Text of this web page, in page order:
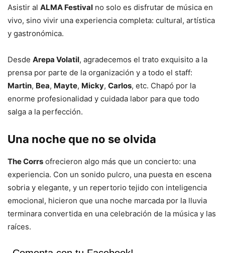
Asistir al ALMA Festival no solo es disfrutar de música en
vivo, sino vivir una experiencia completa: cultural, artística
y gastronómica.
Desde Arepa Volatil, agradecemos el trato exquisito a la
prensa por parte de la organización y a todo el staff:
Martin, Bea, Mayte, Micky, Carlos, etc. Chapó por la
enorme profesionalidad y cuidada labor para que todo
salga a la perfección.
Una noche que no se olvida
The Corrs ofrecieron algo más que un concierto: una
experiencia. Con un sonido pulcro, una puesta en escena
sobria y elegante, y un repertorio tejido con inteligencia
emocional, hicieron que una noche marcada por la lluvia
terminara convertida en una celebración de la música y las
raíces.